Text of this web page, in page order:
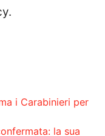
i Carabinieri per
la sua